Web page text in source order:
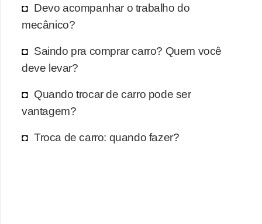
Devo acompanhar o trabalho do
mecânico?
Saindo pra comprar carro? Quem você
deve levar?
Quando trocar de carro pode ser
vantagem?
Troca de carro: quando fazer?